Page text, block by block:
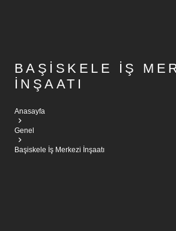
BAŞISKELE İŞ
İNŞAATI
Anasayfa
Genel
Başiskele İş Merkezi İnşaatı